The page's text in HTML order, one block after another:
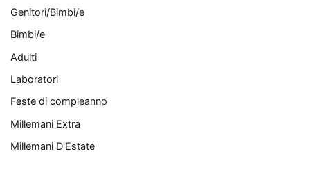
Genitori/Bimbi/e
Bimbi/e
Adulti
Laboratori
Feste di compleanno
Millemani Extra
Millemani D'Estate